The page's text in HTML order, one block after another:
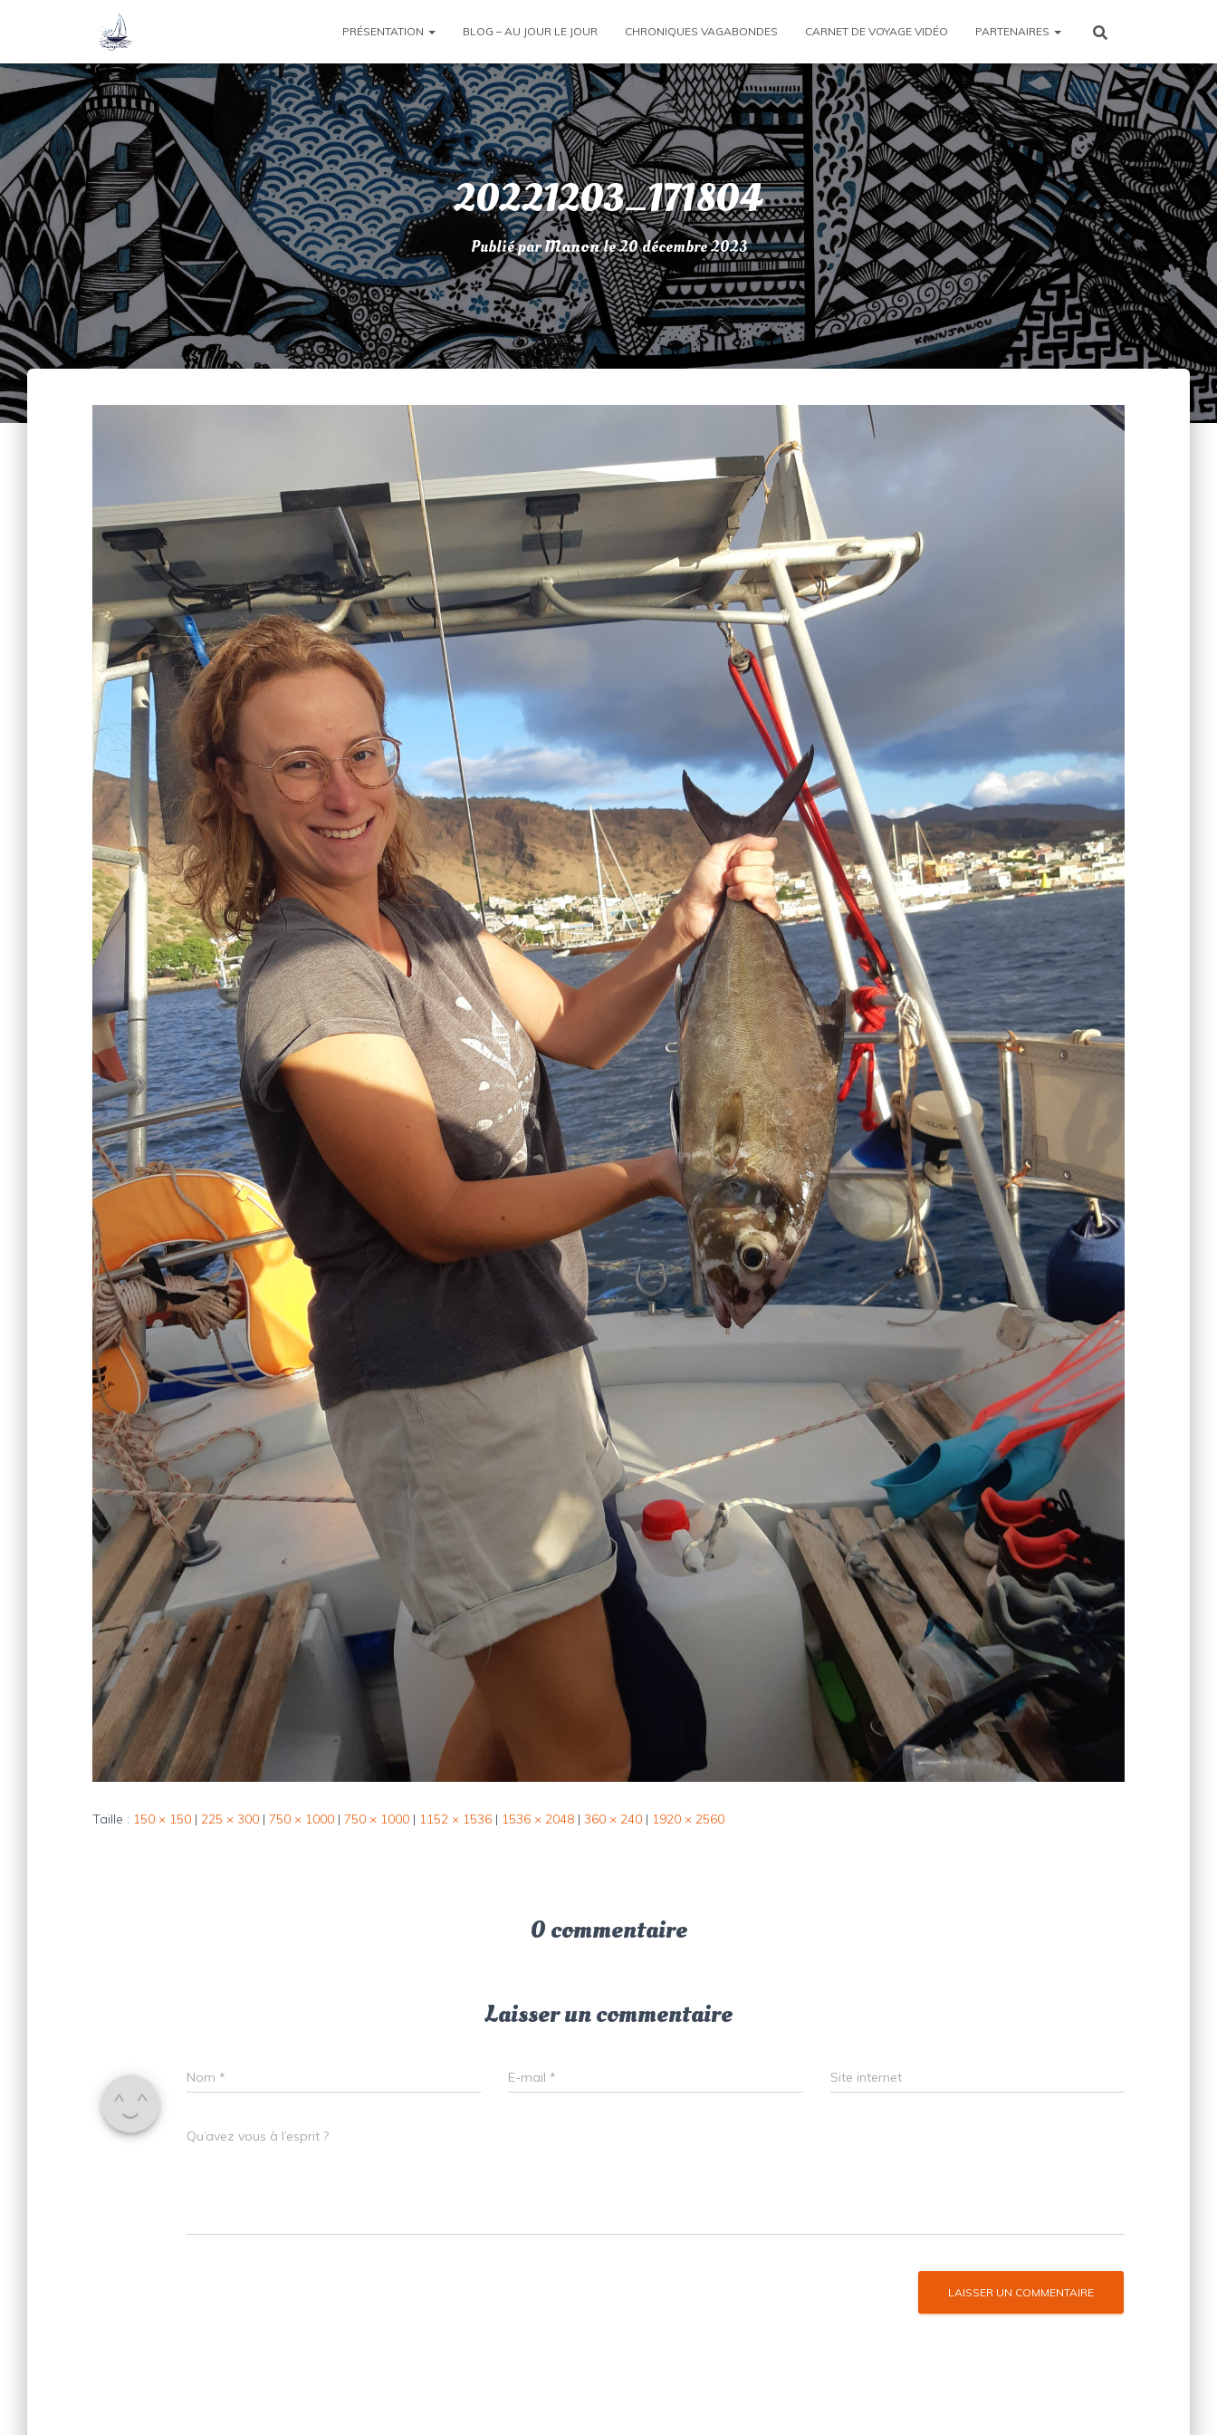
PRÉSENTATION BLOG – AU JOUR LE JOUR CHRONIQUES VAGABONDES CARNET DE VOYAGE VIDÉO PARTENAIRES
20221203_171804
Publié parManonle20 décembre 2023
Taille : 150 × 150 | 225 × 300 | 750 × 1000 | 750 × 1000 | 1152 × 1536 | 1536 × 2048 | 360 × 240 | 1920 × 2560
0 commentaire
Laisser un commentaire
Nom * E-mail * Site internet
Qu’avez vous à l’esprit ?